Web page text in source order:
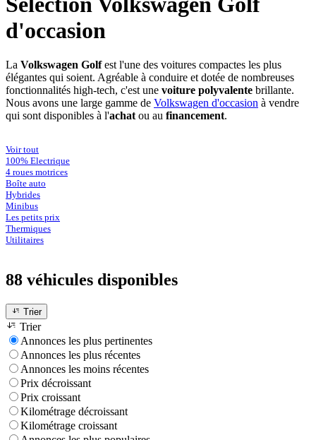
d'occasion
La Volkswagen Golfest l'une des voitures compactes les plus
élégantes qui soient. Agréable à conduire et dotée de nombreuses
fonctionnalités high-tech, c'est une voiture polyvalente brillante.
Nous avons une large gamme de Volkswagen d'occasion à vendre
qui sont disponibles à l'achat ou au financement.
Voir tout
100% Electrique
4 roues motrices
Boîte auto
Hybrides
Minibus
Les petits prix
Thermiques
Utilitaires
88 véhicules disponibles
Trier
Trier
Annonces les plus pertinentes
Annonces les plus récentes
Annonces les moins récentes
Prix décroissant
Prix croissant
Kilométrage décroissant
Kilométrage croissant